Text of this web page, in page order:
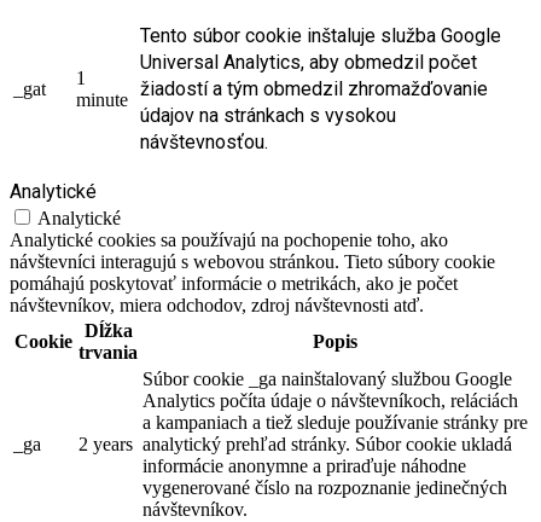
_gat
1
minute
Tento súbor cookie inštaluje služba Google
Universal Analytics, aby obmedzil počet
žiadostí a tým obmedzil zhromažďovanie
údajov na stránkach s vysokou
návštevnosťou.
Analytické
Analytické
Analytické cookies sa používajú na pochopenie toho, ako
návštevníci interagujú s webovou stránkou. Tieto súbory cookie
pomáhajú poskytovať informácie o metrikách, ako je počet
návštevníkov, miera odchodov, zdroj návštevnosti atď.
Cookie
Dĺžka
trvania
Popis
_ga 2 years
Súbor cookie _ga nainštalovaný službou Google
Analytics počíta údaje o návštevníkoch, reláciách
a kampaniach a tiež sleduje používanie stránky pre
analytický prehľad stránky. Súbor cookie ukladá
informácie anonymne a priraďuje náhodne
vygenerované číslo na rozpoznanie jedinečných
návštevníkov.